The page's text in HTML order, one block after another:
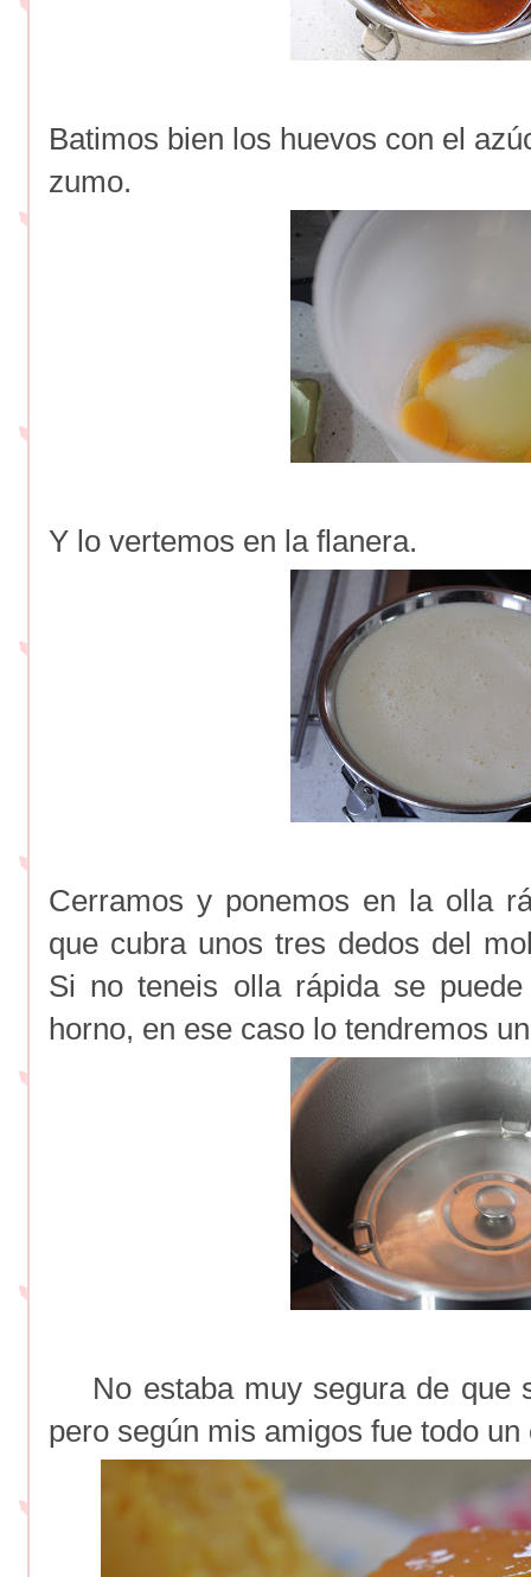
Batimos bien los huevos con el
zumo.
Y lo vertemos en la flanera.
Cerramos y ponemos en la olla
que cubra unos tres dedos del
Si no teneis olla rápida se
horno, en ese caso lo tendremos
No estaba muy segura de que
pero según mis amigos fue todo un